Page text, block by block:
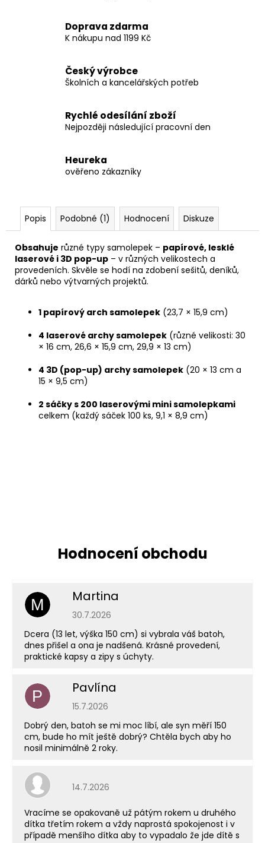
Doprava zdarma
K nákupu nad 1199 Kč
Český výrobce
Školních a kancelářských potřeb
Rychlé odesílání zboží
Nejpozději následující pracovní den
Heureka
ověřeno zákazníky
Popis Podobné (1) Hodnocení Diskuze
Obsahuje různé typy samolepek – papírové, lesklé
laserové i 3D pop-up – v různých velikostech a
provedeních. Skvěle se hodí na zdobení sešitů, deníků,
dárků nebo výtvarných projektů.
1 papírový arch samolepek (23,7 × 15,9 cm)
4 laserové archy samolepek (různé velikosti: 30
× 16 cm, 26,6 × 15,9 cm, 29,9 × 13 cm)
4 3D (pop-up) archy samolepek (20 × 13 cm a
15 × 9,5 cm)
2 sáčky s 200 laserovými mini samolepkami
celkem (každý sáček 100 ks, 9,1 × 8,9 cm)
M Martina
Hodnocení obchodu je 5 z 5 hvězdiček.
30.7.2026
Dcera (13 let, výška 150 cm) si vybrala váš batoh,
dnes přišel a ona je nadšená. Krásné provedení,
praktické kapsy a zipy s úchyty.
P Pavlína
Hodnocení obchodu je 5 z 5 hvězdiček.
15.7.2026
Dobrý den, batoh se mi moc líbí, ale syn měří 150
cm, bude ho mít ještě dobrý? Chtěla bych aby ho
nosil minimálně 2 roky.
Hodnocení obchodu je 5 z 5 hvězdiček.
14.7.2026
Vracíme se opakovaně už pátým rokem u druhého
dítka třetím rokem a vždy naprostá spokojenost i v
případě menšího dítka aby to vypadalo že jde dítě s